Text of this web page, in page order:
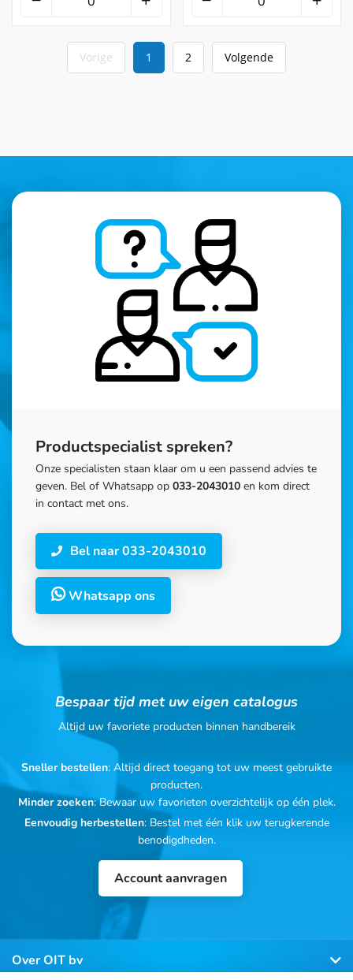
Vorige 1 2 Volgende
Productspecialist spreken?
Onze specialisten staan klaar om u een passend advies te
geven. Bel of Whatsapp op 033-2043010 en kom direct
in contact met ons.
Bel naar 033-2043010
Whatsapp ons
Bespaar tijd met uw eigen catalogus
Altijd uw favoriete producten binnen handbereik
Sneller bestellen: Altijd direct toegang tot uw meest gebruikte
producten.
Minder zoeken: Bewaar uw favorieten overzichtelijk op één plek.
Eenvoudig herbestellen: Bestel met één klik uw terugkerende
benodigdheden.
Account aanvragen
Over OIT bv